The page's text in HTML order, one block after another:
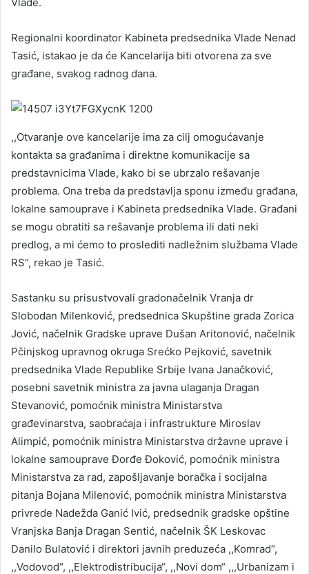
Regionalni koordinator Kabineta predsednika Vlade Nenad
Tasić, istakao je da će Kancelarija biti otvorena za sve
građane, svakog radnog dana.
,,Otvaranje ove kancelarije ima za cilj omogućavanje
kontakta sa građanima i direktne komunikacije sa
predstavnicima Vlade, kako bi se ubrzalo rešavanje
problema. Ona treba da predstavlja sponu između građana,
lokalne samouprave i Kabineta predsednika Vlade. Građani
se mogu obratiti sa rešavanje problema ili dati neki
predlog, a mi ćemo to proslediti nadležnim službama Vlade
RS“, rekao je Tasić.
Sastanku su prisustvovali gradonačelnik Vranja dr
Slobodan Milenković, predsednica Skupštine grada Zorica
Jović, načelnik Gradske uprave Dušan Aritonović, načelnik
Pčinjskog upravnog okruga Srećko Pejković, savetnik
predsednika Vlade Republike Srbije Ivana Janačković,
posebni savetnik ministra za javna ulaganja Dragan
Stevanović, pomoćnik ministra Ministarstva
građevinarstva, saobraćaja i infrastrukture Miroslav
Alimpić, pomoćnik ministra Ministarstva državne uprave i
lokalne samouprave Đorđe Đoković, pomoćnik ministra
Ministarstva za rad, zapošljavanje boračka i socijalna
pitanja Bojana Milenović, pomoćnik ministra Ministarstva
privrede Nadežda Ganić Ivić, predsednik gradske opštine
Vranjska Banja Dragan Sentić, načelnik ŠK Leskovac
Danilo Bulatović i direktori javnih preduzeća ,,Komrad“,
,,Vodovod“, ,,Elektrodistribucija“, ,,Novi dom“ ,,,Urbanizam i